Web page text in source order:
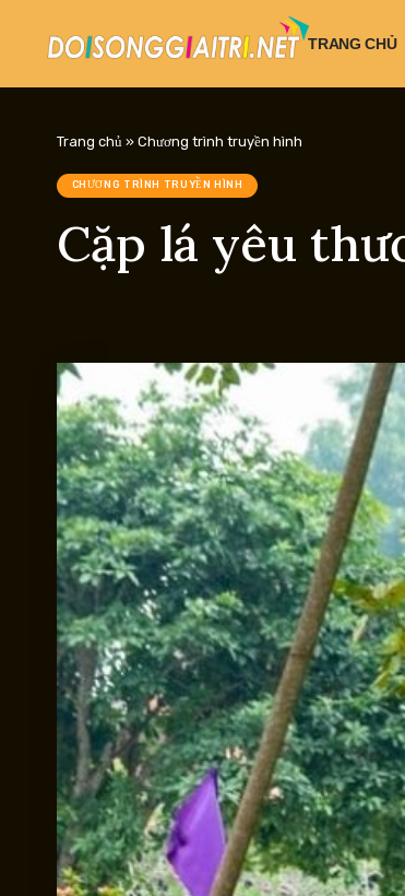
TRANG CHỦ
Trang chủ » Chương trình truyền hình
CHƯƠNG TRÌNH TRUYỀN HÌNH
Cặp lá yêu